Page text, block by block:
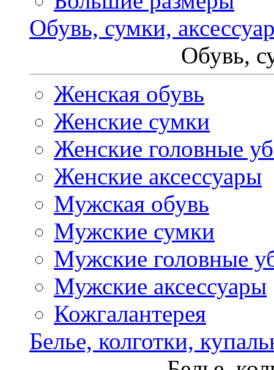
Обувь, сумки,
Обувь,
Женская обувь
Женские сумки
Женские головные
Женские аксессуары
Мужская обувь
Мужские сумки
Мужские головные
Мужские аксессуары
Кожгалантерея
Белье, колготки,